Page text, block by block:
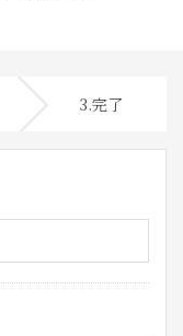
3.完了